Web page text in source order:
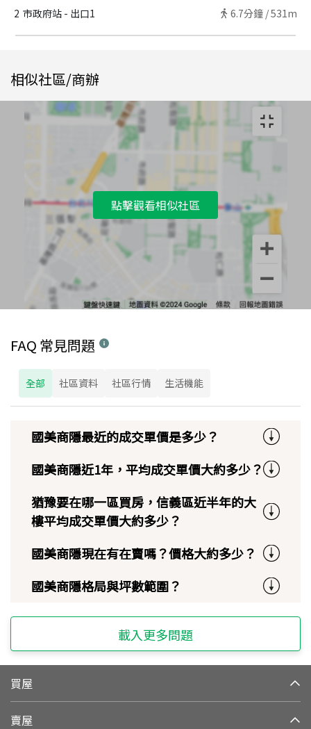
2 市政府站 - 出口1 6.7分鐘 /531m
相似社區/商辦
點擊觀看相似社區
FAQ 常見問題
全部 社區資料 社區行情 生活機能
國美商隱最近的成交單價是多少？
國美商隱近1年，平均成交單價大約多少？
猶豫要在哪一區買房，信義區近半年的大
樓平均成交單價大約多少？
國美商隱現在有在賣嗎？價格大約多少？
國美商隱格局與坪數範圍？
載入更多問題
買屋
賣屋